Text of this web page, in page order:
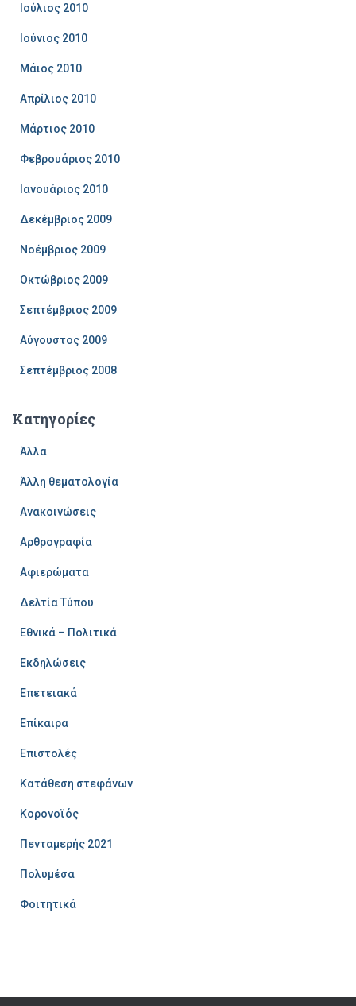
Ιούλιος 2010
Ιούνιος 2010
Μάιος 2010
Απρίλιος 2010
Μάρτιος 2010
Φεβρουάριος 2010
Ιανουάριος 2010
Δεκέμβριος 2009
Νοέμβριος 2009
Οκτώβριος 2009
Σεπτέμβριος 2009
Αύγουστος 2009
Σεπτέμβριος 2008
Kατηγορίες
Άλλα
Άλλη θεματολογία
Ανακοινώσεις
Αρθρογραφία
Αφιερώματα
Δελτία Τύπου
Εθνικά – Πολιτικά
Εκδηλώσεις
Επετειακά
Επίκαιρα
Επιστολές
Κατάθεση στεφάνων
Κορονοϊός
Πενταμερής 2021
Πολυμέσα
Φοιτητικά